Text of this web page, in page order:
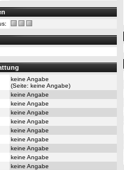
keine Angabe
(Seite: keine Angabe)
keine Angabe
keine Angabe
keine Angabe
keine Angabe
keine Angabe
keine Angabe
keine Angabe
keine Angabe
keine Angabe